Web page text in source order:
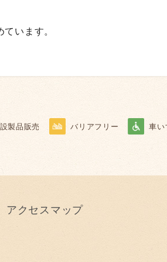
います。
製品販売 バリアフリー 車い
アクセスマップ